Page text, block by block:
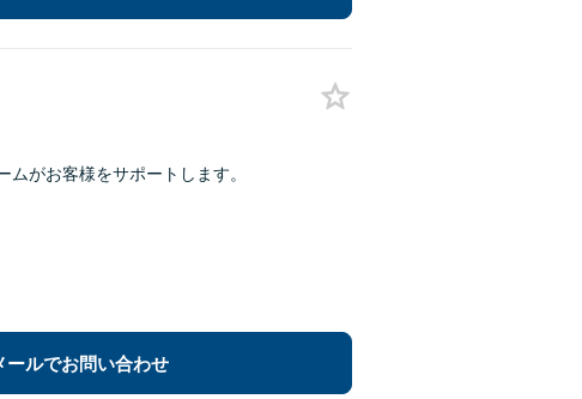
がお客様をサポートします。
ールでお問い合わせ